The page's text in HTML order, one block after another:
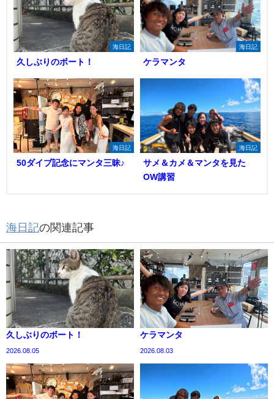
海日記
久しぶりのボート！
海日記
ケラマンタ
海日記
50ダイブ記念にマンタ三昧♪
海日記
サメ＆カメ＆マンタを見た
OW講習
海日記の関連記事
久しぶりのボート！
2026.08.05
ケラマンタ
2026.08.03